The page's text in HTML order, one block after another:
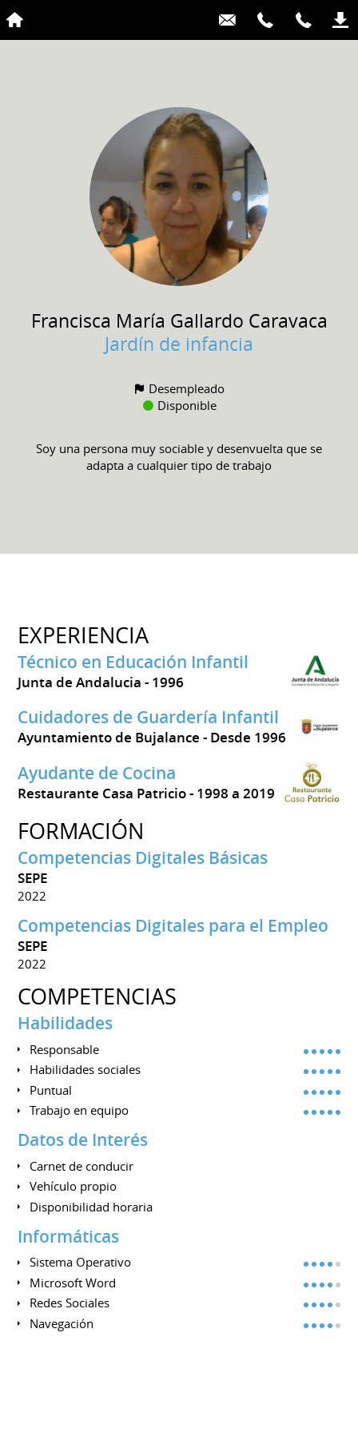
Francisca María Gallardo Caravaca
Jardín de infancia
Desempleado
Disponible
Soy una persona muy sociable y desenvuelta que se
adapta a cualquier tipo de trabajo
EXPERIENCIA
Técnico en Educación Infantil
Junta de Andalucia 1996
Cuidadores de Guardería Infantil
Ayuntamiento de Bujalance Desde 1996
Ayudante de Cocina
Restaurante Casa Patricio 1998 a 2019
FORMACIÓN
Competencias Digitales Básicas
SEPE
2022
Competencias Digitales para el Empleo
SEPE
2022
COMPETENCIAS
Habilidades
Responsable
Habilidades sociales
Puntual
Trabajo en equipo
Datos de Interés
Carnet de conducir
Vehículo propio
Disponibilidad horaria
Informáticas
Sistema Operativo
Microsoft Word
Redes Sociales
Navegación